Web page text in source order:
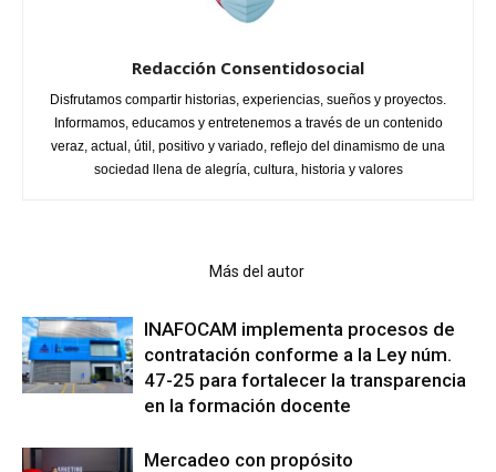
Redacción Consentidosocial
Disfrutamos compartir historias, experiencias, sueños y proyectos.
Informamos, educamos y entretenemos a través de un contenido
veraz, actual, útil, positivo y variado, reflejo del dinamismo de una
sociedad llena de alegría, cultura, historia y valores
Más del autor
INAFOCAM implementa procesos de
contratación conforme a la Ley núm.
47-25 para fortalecer la transparencia
en la formación docente
Mercadeo con propósito